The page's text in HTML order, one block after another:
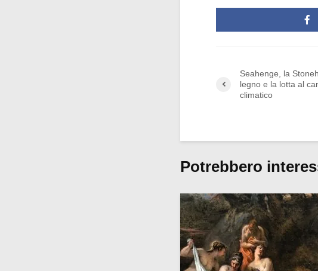
Seahenge, la
legno e la lotta al
climatico
Potrebbero